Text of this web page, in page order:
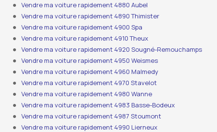
Vendre ma voiture rapidement 4880 Aubel
Vendre ma voiture rapidement 4890 Thimister
Vendre ma voiture rapidement 4900 Spa
Vendre ma voiture rapidement 4910 Theux
Vendre ma voiture rapidement 4920 Sougné-Remouchamps
Vendre ma voiture rapidement 4950 Weismes
Vendre ma voiture rapidement 4960 Malmedy
Vendre ma voiture rapidement 4970 Stavelot
Vendre ma voiture rapidement 4980 Wanne
Vendre ma voiture rapidement 4983 Basse-Bodeux
Vendre ma voiture rapidement 4987 Stoumont
Vendre ma voiture rapidement 4990 Lierneux